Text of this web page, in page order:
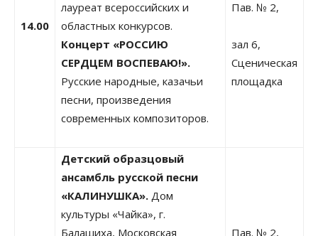
14.00
лауреат всероссийских и
областных конкурсов.
Концерт «РОССИЮ
СЕРДЦЕМ ВОСПЕВАЮ!».
Русские народные, казачьи
песни, произведения
современных композиторов.
Пав. № 2,
зал 6,
Сценическая
площадка
Детский образцовый
ансамбль русской песни
«КАЛИНУШКА». Дом
культуры «Чайка», г.
Балашиха, Московская
Пав. № 2,